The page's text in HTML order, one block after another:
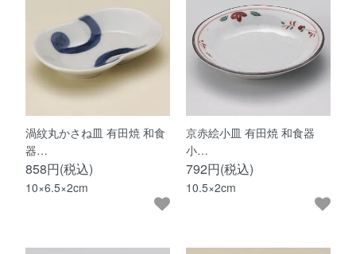
渦紋丸かさね皿 有田焼 和食
器…
858円(税込)
10×6.5×2cm
京赤絵小皿 有田焼 和食器
小…
792円(税込)
10.5×2cm